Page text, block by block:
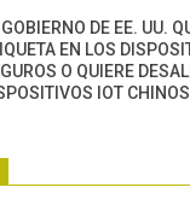
GOBIERNO DE EE. UU.
EN LOS
O QUIERE
IOT CHINOS